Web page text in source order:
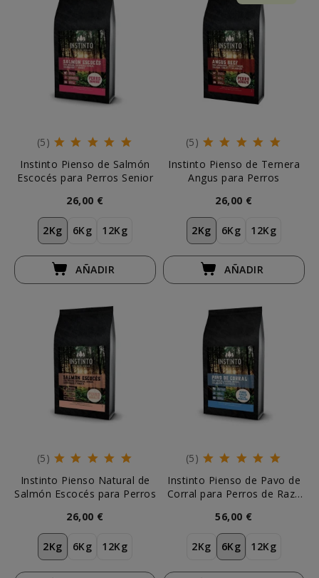
(5)
Instinto Pienso de Salmón
Escocés para Perros Senior
26,00 €
2Kg 6Kg 12Kg
AÑADIR
(5)
Instinto Pienso de Ternera
Angus para Perros
26,00 €
2Kg 6Kg 12Kg
AÑADIR
(5)
Instinto Pienso Natural de
Salmón Escocés para Perros
26,00 €
2Kg 6Kg 12Kg
(5)
Instinto Pienso de Pavo de
Corral para Perros de Raza
56,00 €
2Kg 6Kg 12Kg